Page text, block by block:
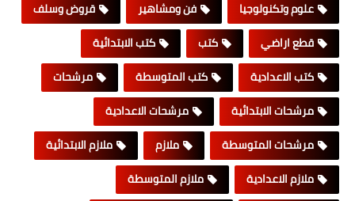
علوم وتكنولوجيا
فن ومشاهير
قروض وسلف
قطع اراضي
كتب
كتب الابتدائية
كتب الاعدادية
كتب المتوسطة
مرشحات
مرشحات الابتدائية
مرشحات الاعدادية
مرشحات المتوسطة
ملازم
ملازم الابتدائية
ملازم الاعدادية
ملازم المتوسطة